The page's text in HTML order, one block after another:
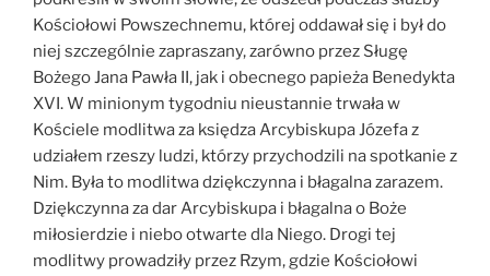
Kościołowi Powszechnemu, której oddawał się i był do
niej szczególnie zapraszany, zarówno przez Sługę
Bożego Jana Pawła II, jak i obecnego papieża Benedykta
XVI. W minionym tygodniu nieustannie trwała w
Kościele modlitwa za księdza Arcybiskupa Józefa z
udziałem rzeszy ludzi, którzy przychodzili na spotkanie z
Nim. Była to modlitwa dziękczynna i błagalna zarazem.
Dziękczynna za dar Arcybiskupa i błagalna o Boże
miłosierdzie i niebo otwarte dla Niego. Drogi tej
modlitwy prowadziły przez Rzym, gdzie Kościołowi